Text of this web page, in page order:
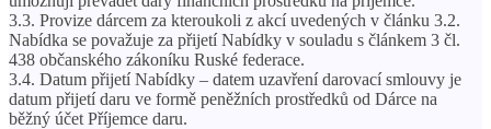
3.3. Provize dárcem za kteroukoli z akcí uvedených v článku 3.2.
Nabídka se považuje za přijetí Nabídky v souladu s článkem 3 čl.
438 občanského zákoníku Ruské federace.
3.4. Datum přijetí Nabídky – datem uzavření darovací smlouvy je
datum přijetí daru ve formě peněžních prostředků od Dárce na
běžný účet Příjemce daru.